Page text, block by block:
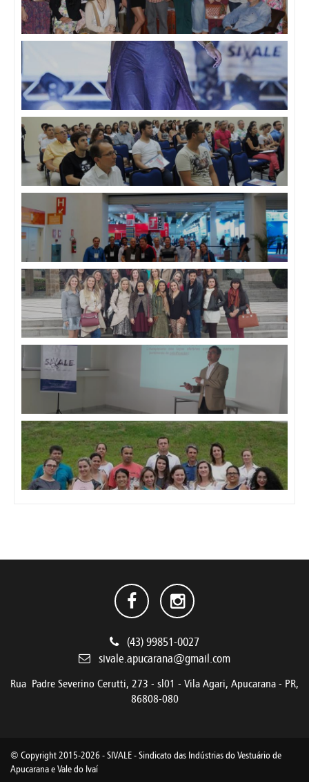
(43) 99851-0027
sivale.apucarana@gmail.com
Rua Padre Severino Cerutti, 273 - sl01 - Vila Agari, Apucarana - PR,
86808-080
© Copyright 2015-2026 - SIVALE - Sindicato das Indústrias do Vestuário de
Apucarana e Vale do Ivaí